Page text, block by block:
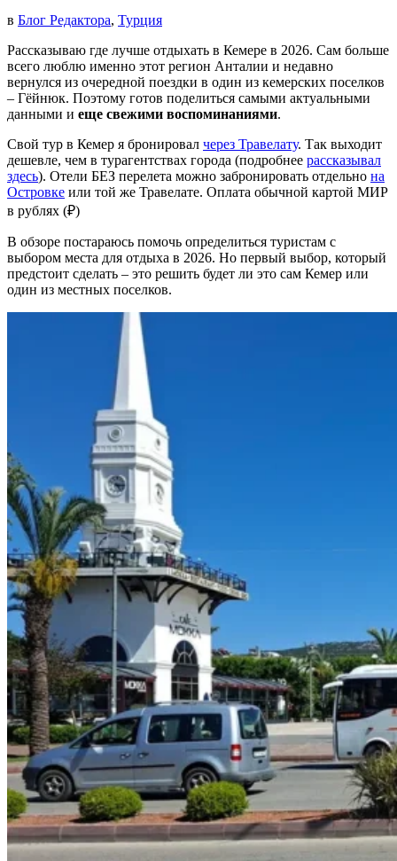
в Блог Редактора, Турция
Рассказываю где лучше отдыхать в Кемере в 2026. Сам больше
всего люблю именно этот регион Анталии и недавно
вернулся из очередной поездки в один из кемерских поселков
– Гёйнюк. Поэтому готов поделиться самыми актуальными
данными и еще свежими воспоминаниями.
Свой тур в Кемер я бронировал через Травелату. Так выходит
дешевле, чем в турагентствах города (подробнее рассказывал
здесь). Отели БЕЗ перелета можно забронировать отдельно на
Островке или той же Травелате. Оплата обычной картой МИР
в рублях (₽)
В обзоре постараюсь помочь определиться туристам с
выбором места для отдыха в 2026. Но первый выбор, который
предстоит сделать – это решить будет ли это сам Кемер или
один из местных поселков.